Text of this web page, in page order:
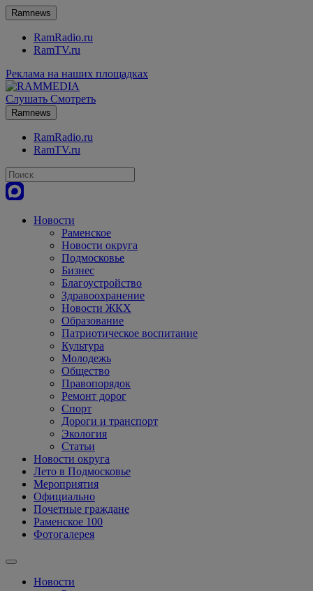
Ramnews
RamRadio.ru
RamTV.ru
Реклама на наших площадках
Слушать Смотреть
Ramnews
RamRadio.ru
RamTV.ru
Новости
Раменское
Новости округа
Подмосковье
Бизнес
Благоустройство
Здравоохранение
Новости ЖКХ
Образование
Патриотическое воспитание
Культура
Молодежь
Общество
Правопорядок
Ремонт дорог
Спорт
Дороги и транспорт
Экология
Статьи
Новости округа
Лето в Подмосковье
Мероприятия
Официально
Почетные граждане
Раменское 100
Фотогалерея
Новости